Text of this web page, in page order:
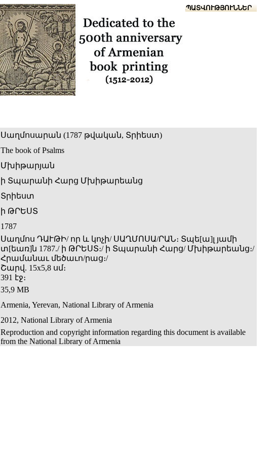
ՆԱԽԱՊԱՏՎՈՒԹՅՈՒՆՆԵՐ
Սաղմոսարան (1787 թվական, Տրիեստ)
The book of Psalms
Մխիթարյան
ի Տպարանի Հարց Մխիթարեանց
Տրիեստ
ի ԹՐԵՍՏ
1787
Սաղմոս ԴԱՒԹԻ/ որ և կոչի/ ՍԱՂՄՈՍԱ/ՐԱՆ։ Տպե[ա]լ յամի
տ[եառ]ն 1787./ ի ԹՐԵՍՏ։/ ի Տպարանի Հարց/ Մխիթարեանց։/
Հրամանաւ մեծաւո/րաց։/
Շարվ. 15x5,8 սմ։
391 էջ։
35,9 MB
Armenia, Yerevan, National Library of Armenia
2012, National Library of Armenia
Reproduction and copyright information regarding this document is available
from the National Library of Armenia